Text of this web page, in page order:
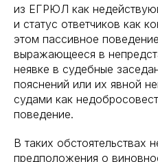
из ЕГРЮЛ как
и статус ответчиков как
этом пассивное
выражающееся в
неявке в судебные
пояснений или их явной
судами как
поведение.
В таких обстоятельствах
предположения о